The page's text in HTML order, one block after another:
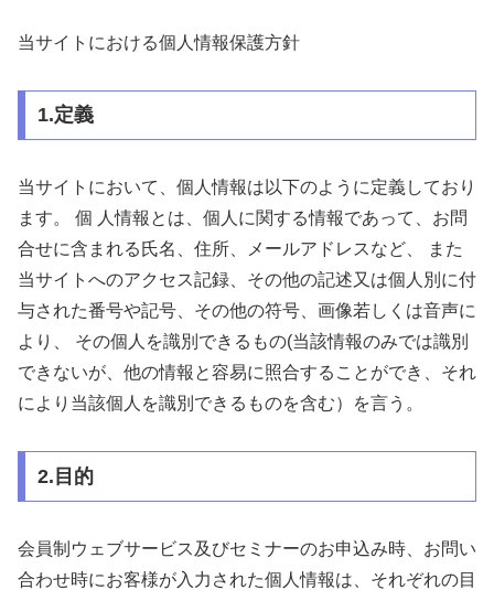
当サイトにおける個人情報保護方針
1.定義
当サイトにおいて、個人情報は以下のように定義しており
ます。 個 人情報とは、個人に関する情報であって、お問
合せに含まれる氏名、住所、メールアドレスなど、 また
当サイトへのアクセス記録、その他の記述又は個人別に付
与された番号や記号、その他の符号、画像若しくは音声に
より、 その個人を識別できるもの(当該情報のみでは識別
できないが、他の情報と容易に照合することができ、それ
により当該個人を識別できるものを含む）を言う。
2.目的
会員制ウェブサービス及びセミナーのお申込み時、お問い
合わせ時にお客様が入力された個人情報は、それぞれの目